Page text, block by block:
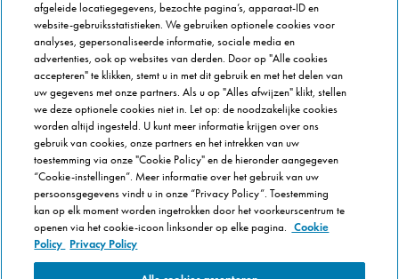
FRANCHISE INFO
Domino's Franchise
Selectie Criteria
Veel gestelde vragen
OVER DOMINOS
Werken bij Domino's
Onze keuken
Care team (voor medewerkers)
Cookie Policy
Cookie-instellingen
afgeleide locatiegegevens, bezochte pagina’s, apparaat-ID en
website-gebruiksstatistieken. We gebruiken optionele cookies voor
analyses, gepersonaliseerde informatie, sociale media en
advertenties, ook op websites van derden. Door op "Alle cookies
accepteren" te klikken, stemt u in met dit gebruik en met het delen van
uw gegevens met onze partners. Als u op "Alles afwijzen" klikt, stellen
we deze optionele cookies niet in. Let op: de noodzakelijke cookies
worden altijd ingesteld. U kunt meer informatie krijgen over ons
gebruik van cookies, onze partners en het intrekken van uw
toestemming via onze "Cookie Policy" en de hieronder aangegeven
“Cookie-instellingen”. Meer informatie over het gebruik van uw
persoonsgegevens vindt u in onze “Privacy Policy”. Toestemming
kan op elk moment worden ingetrokken door het voorkeurscentrum te
openen via het cookie-icoon linksonder op elke pagina. Cookie
Policy Privacy Policy